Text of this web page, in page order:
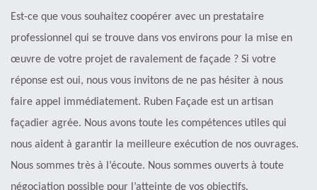
Est-ce que vous souhaitez coopérer avec un prestataire
professionnel qui se trouve dans vos environs pour la mise en
œuvre de votre projet de ravalement de façade ? Si votre
réponse est oui, nous vous invitons de ne pas hésiter à nous
faire appel immédiatement. Ruben Façade est un artisan
façadier agrée. Nous avons toute les compétences utiles qui
nous aident à garantir la meilleure exécution de nos ouvrages.
Nous sommes très à l’écoute. Nous sommes ouverts à toute
négociation possible pour l’atteinte de vos objectifs.